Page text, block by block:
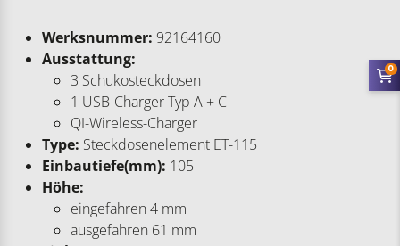
Werksnummer: 92164160
Ausstattung:
3 Schukosteckdosen
1 USB-Charger Typ A + C
QI-Wireless-Charger
Type: Steckdosenelement ET-115
Einbautiefe(mm): 105
Höhe:
eingefahren 4 mm
ausgefahren 61 mm
0